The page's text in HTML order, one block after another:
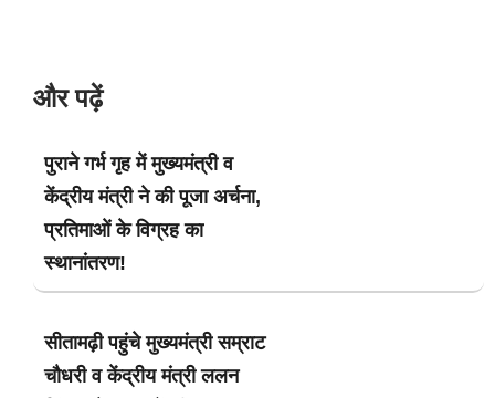
और पढ़ें
पुराने गर्भ गृह में मुख्यमंत्री व
केंद्रीय मंत्री ने की पूजा अर्चना,
प्रतिमाओं के विग्रह का
स्थानांतरण!
सीतामढ़ी पहुंचे मुख्यमंत्री सम्राट
चौधरी व केंद्रीय मंत्री ललन